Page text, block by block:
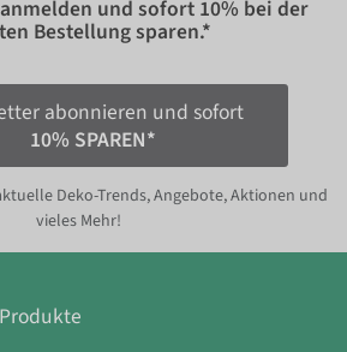
und sofort 10% bei der
Bestellung sparen.*
abonnieren und sofort
10% SPAREN*
Deko-Trends, Angebote, Aktionen und
vieles Mehr!